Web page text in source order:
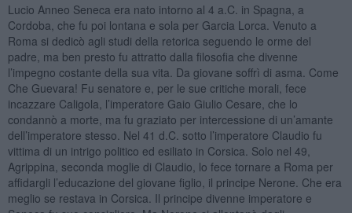
Lucio Anneo Seneca era nato intorno al 4 a.C. in Spagna, a
Cordoba, che fu poi lontana e sola per Garcia Lorca. Venuto a
Roma si dedicò agli studi della retorica seguendo le orme del
padre, ma ben presto fu attratto dalla filosofia che divenne
l’impegno costante della sua vita. Da giovane soffrì di asma. Come
Che Guevara! Fu senatore e, per le sue critiche morali, fece
incazzare Caligola, l’imperatore Gaio Giulio Cesare, che lo
condannò a morte, ma fu graziato per intercessione di un’amante
dell’imperatore stesso. Nel 41 d.C. sotto l’imperatore Claudio fu
vittima di un intrigo politico ed esiliato in Corsica. Solo nel 49,
Agrippina, seconda moglie di Claudio, lo fece tornare a Roma per
affidargli l’educazione del giovane figlio, il principe Nerone. Che era
meglio se restava in Corsica. Il principe divenne imperatore e